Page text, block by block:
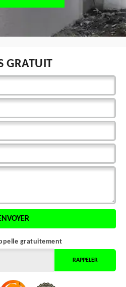
GRATUIT
gratuitement